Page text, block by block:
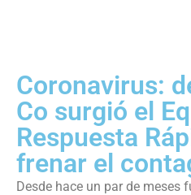
Coronavirus:
Co surgió el
Respuesta
frenar el
Desde hace un par de meses